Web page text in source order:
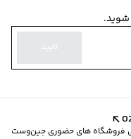
شوید.
تایید
فروشگاه های حضوری جین‌وست